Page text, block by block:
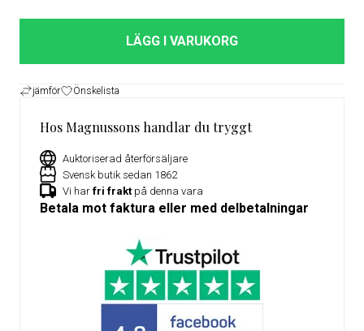
LÄGG I VARUKORG
jämför Önskelista
Hos Magnussons handlar du tryggt
Auktoriserad återförsäljare
Svensk butik sedan 1862
Vi har fri frakt på denna vara
Betala mot faktura eller med delbetalningar